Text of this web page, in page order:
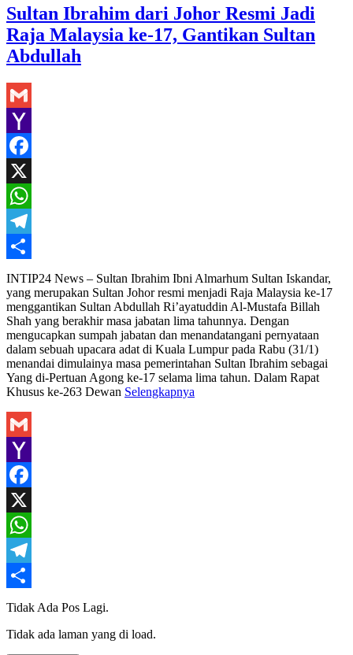
Sultan Ibrahim dari Johor Resmi Jadi
Raja Malaysia ke-17, Gantikan Sultan
Abdullah
Gmail
Yahoo
Mail
Facebook
X
WhatsApp
Telegram
Share
INTIP24 News – Sultan Ibrahim Ibni Almarhum Sultan Iskandar,
yang merupakan Sultan Johor resmi menjadi Raja Malaysia ke-17
menggantikan Sultan Abdullah Ri’ayatuddin Al-Mustafa Billah
Shah yang berakhir masa jabatan lima tahunnya. Dengan
mengucapkan sumpah jabatan dan menandatangani pernyataan
dalam sebuah upacara adat di Kuala Lumpur pada Rabu (31/1)
menandai dimulainya masa pemerintahan Sultan Ibrahim sebagai
Yang di-Pertuan Agong ke-17 selama lima tahun. Dalam Rapat
Khusus ke-263 Dewan Selengkapnya
Gmail
Yahoo
Mail
Facebook
X
WhatsApp
Telegram
Share
Tidak Ada Pos Lagi.
Tidak ada laman yang di load.